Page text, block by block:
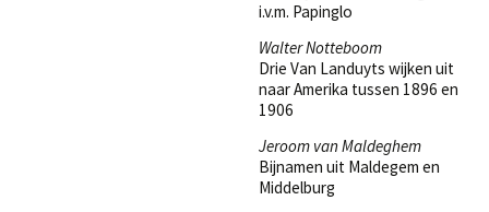
i.v.m. Papinglo
Walter Notteboom
Drie Van Landuyts wijken uit
naar Amerika tussen 1896 en
1906
Jeroom van Maldeghem
Bijnamen uit Maldegem en
Middelburg